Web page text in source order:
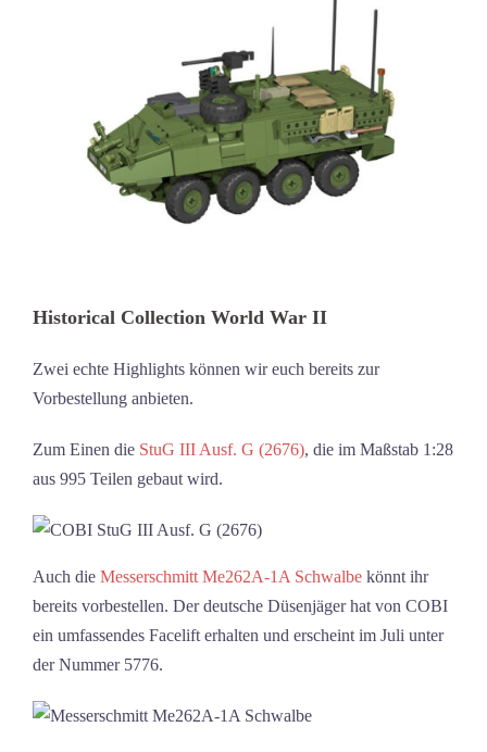
Historical Collection World War II
Zwei echte Highlights können wir euch bereits zur
Vorbestellung anbieten.
Zum Einen die StuG III Ausf. G (2676), die im Maßstab 1:28
aus 995 Teilen gebaut wird.
Auch die Messerschmitt Me262A-1A Schwalbe könnt ihr
bereits vorbestellen. Der deutsche Düsenjäger hat von COBI
ein umfassendes Facelift erhalten und erscheint im Juli unter
der Nummer 5776.